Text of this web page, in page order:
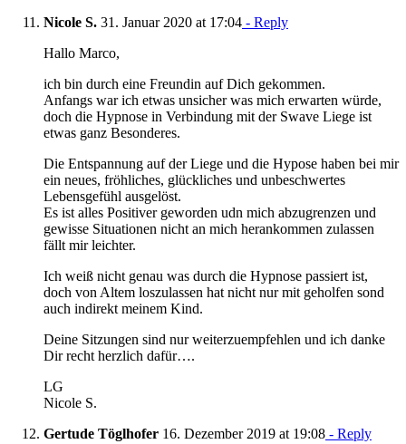
Nicole S. 31. Januar 2020 at 17:04 - Reply
Hallo Marco,
ich bin durch eine Freundin auf Dich gekommen.
Anfangs war ich etwas unsicher was mich erwarten würde,
doch die Hypnose in Verbindung mit der Swave Liege ist
etwas ganz Besonderes.
Die Entspannung auf der Liege und die Hypose haben bei mir
ein neues, fröhliches, glückliches und unbeschwertes
Lebensgefühl ausgelöst.
Es ist alles Positiver geworden udn mich abzugrenzen und
gewisse Situationen nicht an mich herankommen zulassen
fällt mir leichter.
Ich weiß nicht genau was durch die Hypnose passiert ist,
doch von Altem loszulassen hat nicht nur mit geholfen sond
auch indirekt meinem Kind.
Deine Sitzungen sind nur weiterzuempfehlen und ich danke
Dir recht herzlich dafür….
LG
Nicole S.
Gertude Töglhofer 16. Dezember 2019 at 19:08 - Reply